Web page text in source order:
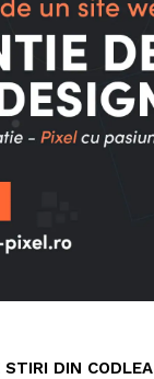
STIRI DIN CODLEA